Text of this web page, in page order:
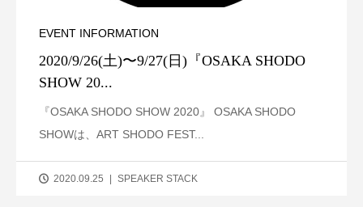
EVENT INFORMATION
2020/9/26(土)〜9/27(日)『OSAKA SHODO
SHOW 20...
『OSAKA SHODO SHOW 2020』 OSAKA SHODO
SHOWは、ART SHODO FEST...
2020.09.25 SPEAKER STACK